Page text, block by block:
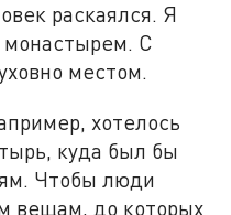
раскаялся. Я
монастырем. С
местом.
хотелось
куда был бы
Чтобы люди
вещам, до которых